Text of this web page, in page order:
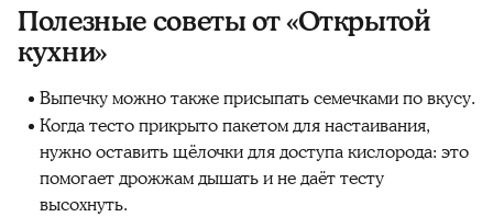
Полезные советы от «Открытой
кухни»
Выпечку можно также присыпать семечками по вкусу.
Когда тесто прикрыто пакетом для настаивания,
нужно оставить щёлочки для доступа кислорода: это
помогает дрожжам дышать и не даёт тесту
высохнуть.